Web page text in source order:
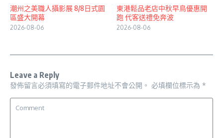
潮州之美職人攝影展 8/8日式園
區盛大開幕
2026-08-06
東港鬆品老店中秋早鳥優惠開
跑 代客送禮免奔波
2026-08-06
Leave a Reply
發佈留言必須填寫的電子郵件地址不會公開。 必填欄位標示為 *